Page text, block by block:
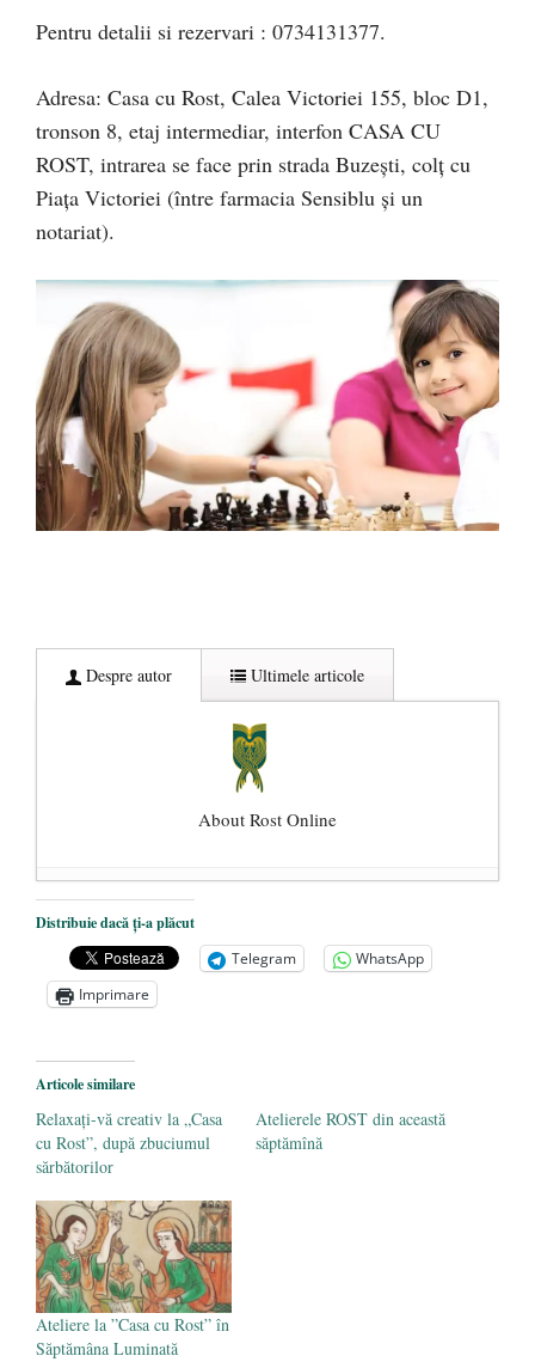
Pentru detalii si rezervari : 0734131377.
Adresa: Casa cu Rost, Calea Victoriei 155, bloc D1,
tronson 8, etaj intermediar, interfon CASA CU
ROST, intrarea se face prin strada Buzeşti, colţ cu
Piaţa Victoriei (între farmacia Sensiblu şi un
notariat).
Despre autor Ultimele articole
About Rost Online
Dezvăluiri cutremurătoare despre
președintele Ucrainei, Volodymyr
Zelensky
- 13 mai 2026
Statul care servește Națiunea
Legea Vexler produce efecte. Bustul
poetului Octavian Goga, înlăturat din Iași
- 16 aprilie 2026
Distribuie dacă ți-a plăcut
Telegram
WhatsApp
Imprimare
Articole similare
Relaxaţi-vă creativ la „Casa
cu Rost”, după zbuciumul
sărbătorilor
Atelierele ROST din această
săptămînă
Ateliere la ”Casa cu Rost” în
Săptămâna Luminată